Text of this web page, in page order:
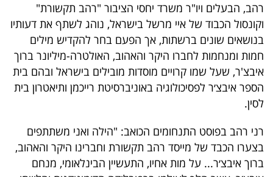
הכלכלי
פודקאסט
40
UNDER
40
שיתופי
רהב, הבעלים ויו"ר משרד יחסי הציבור "רהב תקשורת"
וקונסול הכבוד של איי מרשל בישראל, נוהג לשתף את דעותיו
בנושאים שונים ברשתות, אך הפעם בחר להקדיש מילים
חמות ומנחמות לחברו היקר והאהוב, האולטרה-מיליונר ברוך
איבצ'ר, שעל שמו קרויים מוסדות מובילים בישראל ובהם בית
הספר איבצ׳ר לפסיכולוגיה באוניברסיטת רייכמן ותיאטרון בית
לסין.
רני רהב בפוסט התנחומים הכואב: "הילה ואני משתתפים
בצערו הכבד של מייסד רהב תקשורת וחברינו היקר והאהוב,
ברוך איבצ׳ר... על מות אחיו, התעשיין הבינלאומי, מנחם